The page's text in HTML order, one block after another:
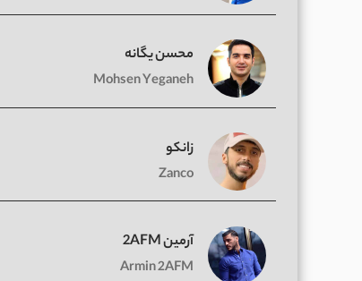
محسن یگانه
Mohsen Yeganeh
زانکو
Zanco
آرمین 2AFM
Armin 2AFM